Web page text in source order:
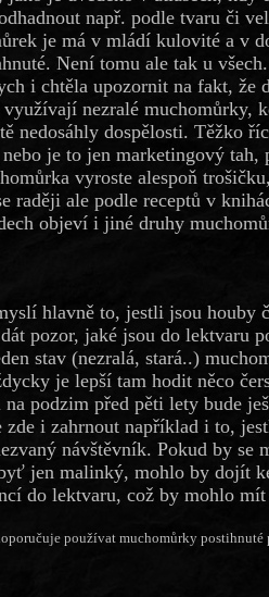
např. podle tvaru či
je má v mládí kulovité a v
Není tomu ale tak u všech.
i chtěla upozornit na fakt, že
využívají nezralé muchomůrky,
nedosáhly dospělosti. Těžko
je to jen marketingový tah,
vyroste alespoň
raději ale podle receptů v
objeví i jiné druhy
hlavně to, jestli jsou houby
pozor, jaké jsou do lektvaru
stav (nezralá, stará..)
je lepší tam hodit něco
na podzim před pěti lety bude
zde i zahrnout například i to,
návštěvník. Pokud by se
jen malinký, mohlo by dojít
do lektvaru, což by mohlo
používat muchomůrky postihnuté